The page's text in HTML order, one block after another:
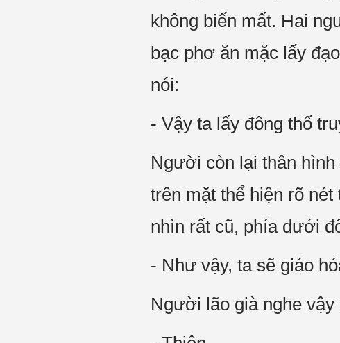
không biến mất. Hai
bạc phơ ăn mặc lấy
nói:
- Vậy ta lấy đông thổ
Người còn lại thân
trên mặt thể hiện rõ
nhìn rất cũ, phía dưới
- Như vậy, ta sẽ giáo
Người lão già nghe